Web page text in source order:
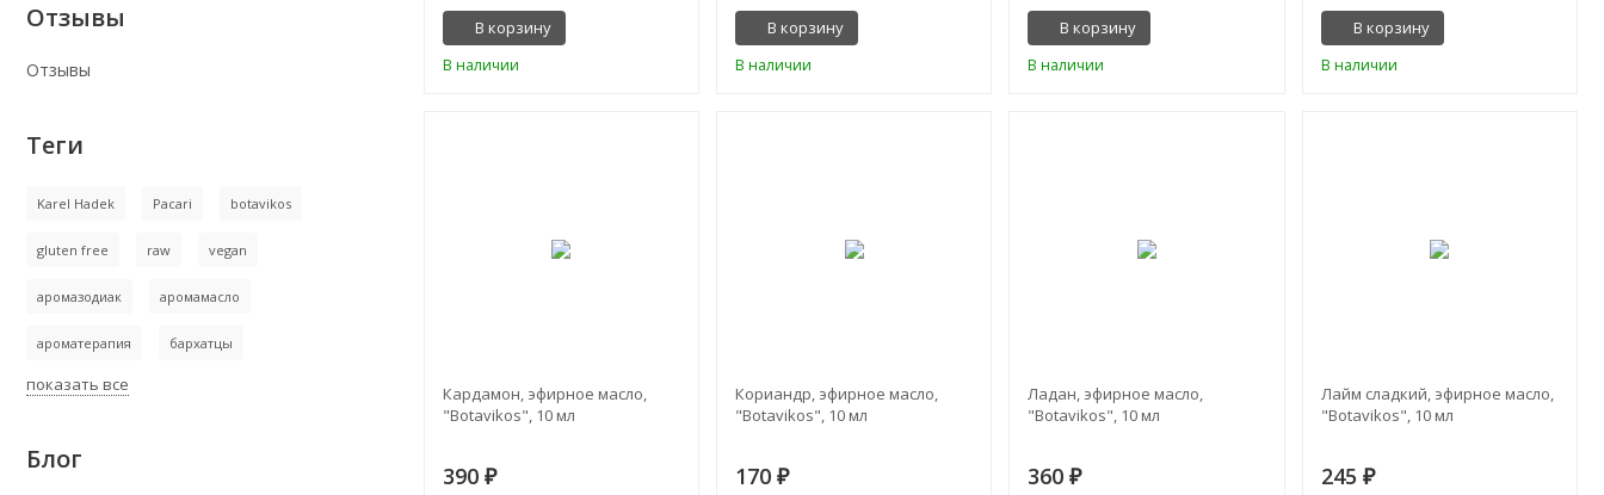
В корзину
В наличии
В корзину
В наличии
В корзину
В наличии
В корзину
В наличии
Кардамон, эфирное масло,
"Botavikos", 10 мл
390 ₽
Кориандр, эфирное масло,
"Botavikos", 10 мл
170 ₽
Ладан, эфирное масло,
"Botavikos", 10 мл
360₽
Лайм сладкий, эфирное масло,
"Botavikos", 10 мл
245 ₽
Отзывы
Отзывы
Теги
Karel Hadek Pacari botavikos
gluten free raw vegan
аромазодиак аромамасло
ароматерапия бархатцы
показать все
Блог